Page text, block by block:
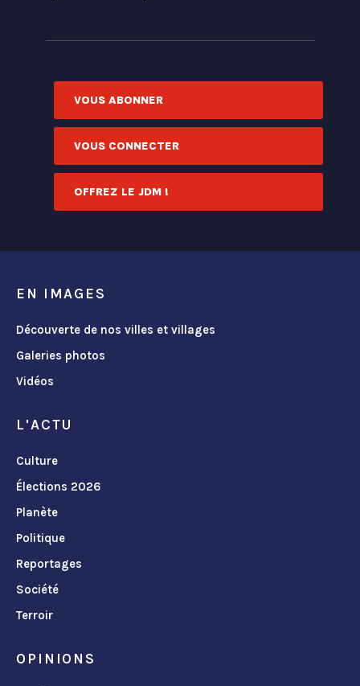
VOUS ABONNER
VOUS CONNECTER
OFFREZ LE JDM !
EN IMAGES
Découverte de nos villes et villages
Galeries photos
Vidéos
L'ACTU
Culture
Élections 2026
Planète
Politique
Reportages
Société
Terroir
OPINIONS